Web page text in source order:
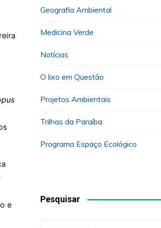
e
Geografia Ambiental
Medicina Verde
Notícias
O lixo em Questão
Projetos Ambientais
Trilhas da Paraíba
Programa Espaço Ecológico
Pesquisar